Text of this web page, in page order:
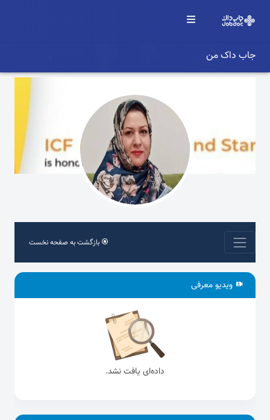
جاب داک من
بازگشت به صفحه نخست
ویدیو معرفی
داده‌ای یافت نشد.